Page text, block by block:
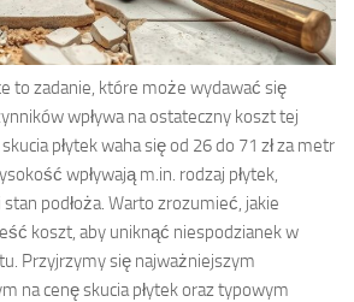
to zadanie, które może wydawać się
wpływa na ostateczny koszt tej
płytek waha się od 26 do 71 zł za metr
wpływają m.in. rodzaj płytek,
podłoża. Warto zrozumieć, jakie
koszt, aby uniknąć niespodzianek w
Przyjrzymy się najważniejszym
na cenę skucia płytek oraz typowym